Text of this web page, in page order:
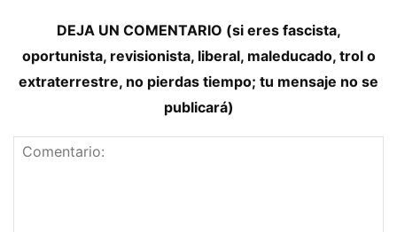
DEJA UN COMENTARIO (si eres fascista,
oportunista, revisionista, liberal, maleducado, trol o
extraterrestre, no pierdas tiempo; tu mensaje no se
publicará)